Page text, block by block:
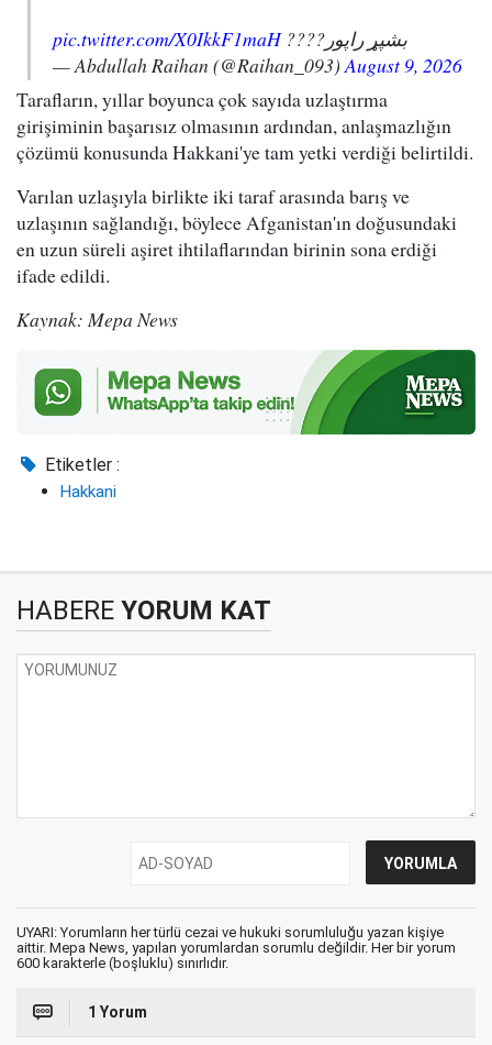
بشپړ راپور????pic.twitter.com/X0IkkF1maH
— Abdullah Raihan (@Raihan_093) August 9, 2026
Tarafların, yıllar boyunca çok sayıda uzlaştırma
girişiminin başarısız olmasının ardından, anlaşmazlığın
çözümü konusunda Hakkani'ye tam yetki verdiği belirtildi.
Varılan uzlaşıyla birlikte iki taraf arasında barış ve
uzlaşının sağlandığı, böylece Afganistan'ın doğusundaki
en uzun süreli aşiret ihtilaflarından birinin sona erdiği
ifade edildi.
Kaynak: Mepa News
Etiketler :
Hakkani
HABERE YORUM KAT
UYARI: Yorumların her türlü cezai ve hukuki sorumluluğu yazan kişiye
aittir. Mepa News, yapılan yorumlardan sorumlu değildir. Her bir yorum
600 karakterle (boşluklu) sınırlıdır.
1 Yorum